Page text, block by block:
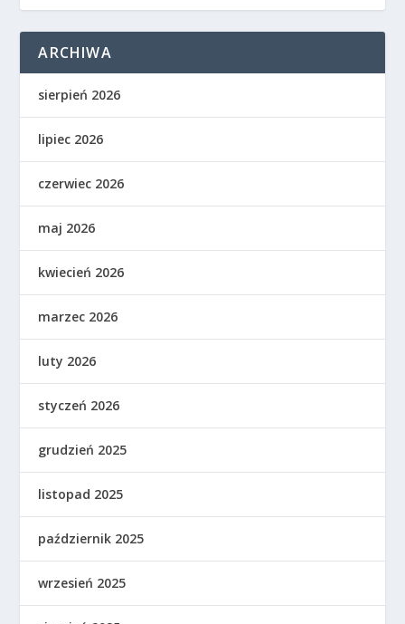
ARCHIWA
sierpień 2026
lipiec 2026
czerwiec 2026
maj 2026
kwiecień 2026
marzec 2026
luty 2026
styczeń 2026
grudzień 2025
listopad 2025
październik 2025
wrzesień 2025